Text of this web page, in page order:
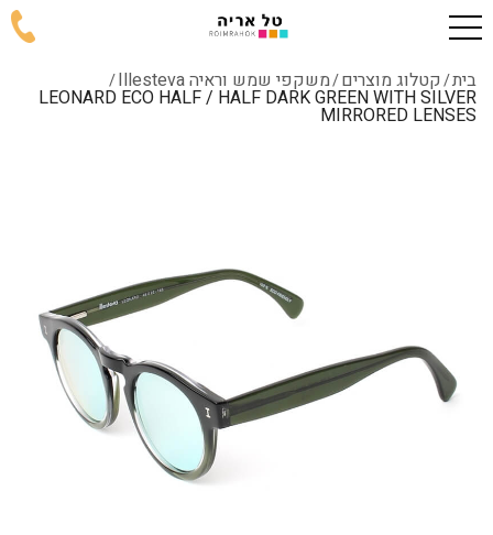
בית/קטלוג מוצרים/משקפי שמש וראיה Illesteva /
LEONARD ECO HALF / HALF DARK GREEN WITH SILVER
MIRRORED LENSES